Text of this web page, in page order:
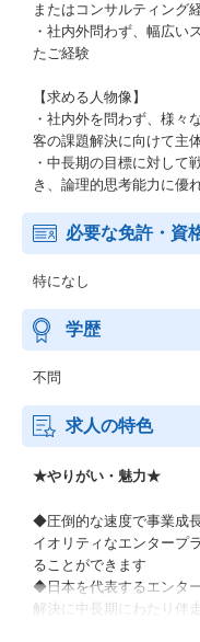
またはコンサルティング
・社内外問わず、幅広い
たご経験
【求める人物像】
・社内外を問わず、様々
客の課題解決に向けて主
・中長期の目標に対して
き、論理的思考能力に優
必要な免許・資
特になし
学歴
不問
求人の特色
★やりがい・魅力★
◆圧倒的な速度で事業成
イオリティなエンタープ
ることができます
◆日本を代表するエンタ
解決に中長期にわたり伴